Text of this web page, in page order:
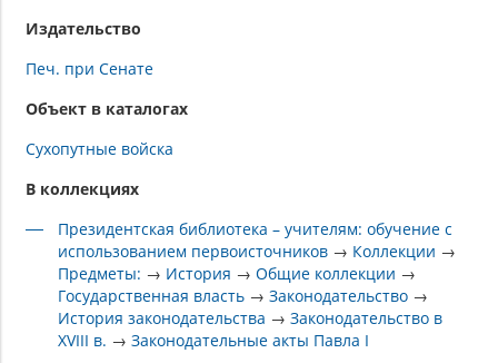
Издательство
Печ. при Сенате
Объект в каталогах
Сухопутные войска
В коллекциях
Президентская библиотека – учителям: обучение с
использованием первоисточников → Коллекции →
Предметы: → История →Общие коллекции →
Государственная власть →Законодательство →
История законодательства →Законодательство в
XVIII в. →Законодательные акты Павла I